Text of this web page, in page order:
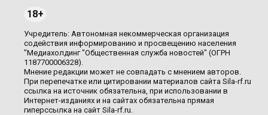
18+
Учредитель: Автономная некоммерческая организация
содействия информированию и просвещению населения
"Медиахолдинг "Общественная служба новостей" (ОГРН
1187700006328).
Мнение редакции может не совпадать с мнением авторов.
При перепечатке или цитировании материалов сайта Sila-rf.ru
ссылка на источник обязательна, при использовании в
Интернет-изданиях и на сайтах обязательна прямая
гиперссылка на сайт Sila-rf.ru.